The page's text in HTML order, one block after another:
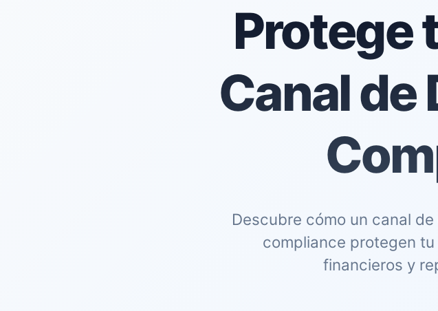
Protege
Canal de
Descubre cómo un canal
compliance protegen
financieros y